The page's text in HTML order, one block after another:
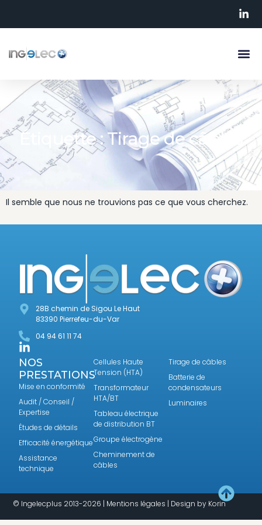
Étiquette : Tirage de câbles
Il semble que nous ne trouvions pas ce que vous cherchez.
28B chemin de Sigou Le Haut
83390 Pierrefeu-du-Var
04 94 61 11 74
NOS
PRESTATIONS
Mise en conformité
Audit / Conseil /
Expertise
Études de détails
Efficacité énergétique
Assistance
technique
Cellules Haute
Tension (HTA)
Transformateur
HTA/BT
Tableau électrique
de distribution BT
Groupe électrogène
Cheminement de
câbles
Tirage de câbles
Batterie de
condensateurs
Luminaires
© Ingelecplus 2013-2026 | Mentions légales | Design by Korin